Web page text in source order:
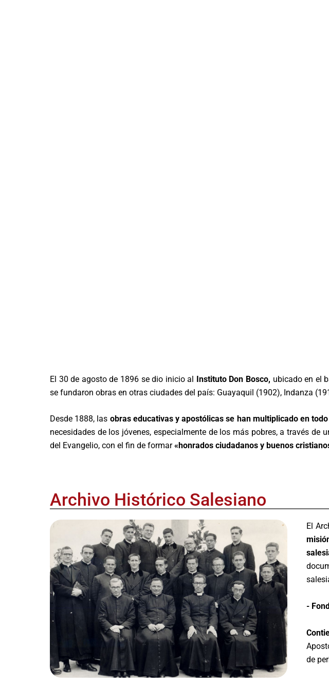
El 30 de agosto de 1896 se dio inicio al Instituto Don Bosco, ubicado en el
se fundaron obras en otras ciudades del país: Guayaquil (1902), Indanza
Desde 1888, las obras educativas y apostólicas se han multiplicado en
necesidades de los jóvenes, especialmente de los más pobres, a través de
del Evangelio, con el fin de formar«honrados ciudadanos y buenos
Archivo Histórico Salesiano
El
-
de